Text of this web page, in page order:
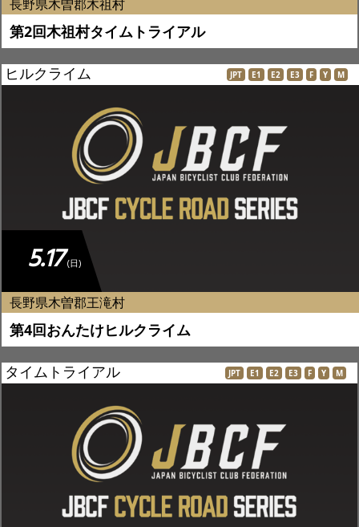
長野県木曽郡木祖村
第2回木祖村タイムトライアル
ヒルクライム JPT E1 E2 E3 F Y M
5.17 (日)
長野県木曽郡王滝村
第4回おんたけヒルクライム
タイムトライアル JPT E1 E2 E3 F Y M